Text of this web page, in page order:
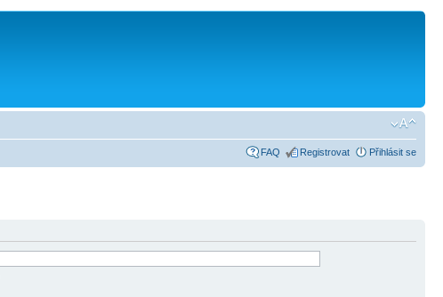
FAQ Registrovat Přihlásit se